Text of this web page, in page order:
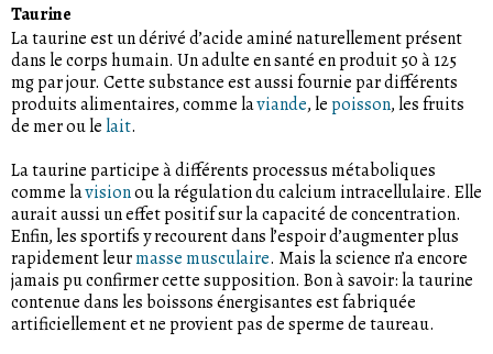
Taurine
La taurine est un dérivé d’acide aminé naturellement présent
dans le corps humain. Un adulte en santé en produit 50 à 125
mg par jour. Cette substance est aussi fournie par différents
produits alimentaires, comme laviande, lepoisson, les fruits
de mer ou le lait.
La taurine participe à différents processus métaboliques
comme lavisionou la régulation du calcium intracellulaire. Elle
aurait aussi un effet positif sur la capacité de concentration.
Enfin, les sportifs y recourent dans l’espoir d’augmenter plus
rapidement leurmasse musculaire. Mais la science n’a encore
jamais pu confirmer cette supposition. Bon à savoir: la taurine
contenue dans les boissons énergisantes est fabriquée
artificiellement et ne provient pas de sperme de taureau.